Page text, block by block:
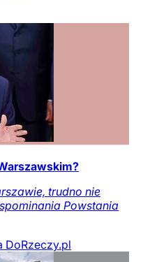
trudno nie
Powstania
DoRzeczy.pl